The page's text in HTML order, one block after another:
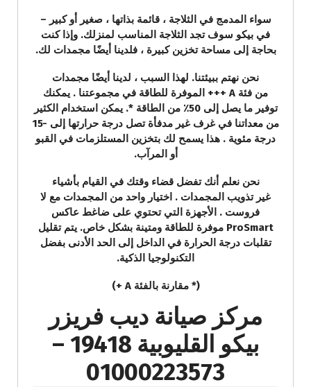
سواء المدمج في الثلاجة ، قائمة بذاتها ، صغير أو كبير –
في بيكو سوف تجد الثلاجة المناسب لمنزلك. وإذا كنت
بحاجة إلى مساحة تخزين كبيرة ، فلدينا أيضًا مجمدات لك.
نحن نهتم ببيئتنا. لهذا السبب ، لدينا أيضًا مجمدات
من فئة A +++ الموفرة للطاقة في مجموعتنا . يمكنك
توفير ما يصل إلى 50٪ من الطاقة *. يمكن استخدام الكثير
من معداتنا في غرف غير مدفأة تصل درجة حرارتها إلى -15
درجة مئوية . هذا يسمح لك بتخزين المستلزمات في القبو
أو المرآب.
نحن نعلم أنك تفضل قضاء وقتك في القيام بأشياء
غير تذويب المجمدات . اختيار واحد من المجمدات مع لا
فروست . الأجهزة التي تحتوي على ضاغط عاكس
ProSmart موفرة للطاقة ومتينة بشكل خاص. يتم تقليل
تقلبات درجة الحرارة في الداخل إلى الحد الأدنى بفضل
التكنولوجيا الذكية.
(* مقارنة بالفئة A +)
مركز صيانة ديب فريزر
بيكو القليوبية 19418 –
01000223573